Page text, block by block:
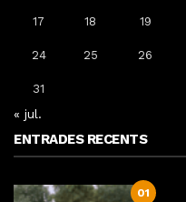
17 18 19
24 25 26
31
« jul.
ENTRADES RECENTS
01